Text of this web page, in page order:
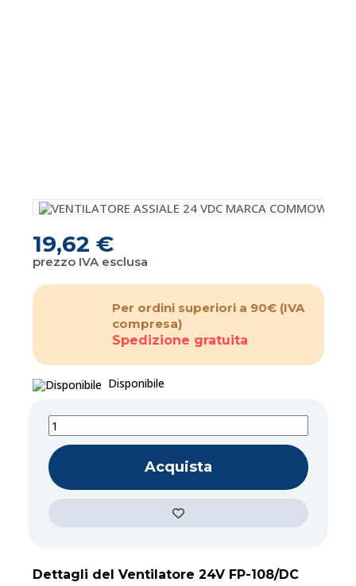
19,62 €
prezzo IVA esclusa
Per ordini superiori a 90€ (IVA
compresa)
Spedizione gratuita
Disponibile
Acquista
Dettagli del Ventilatore 24V FP-108/DC